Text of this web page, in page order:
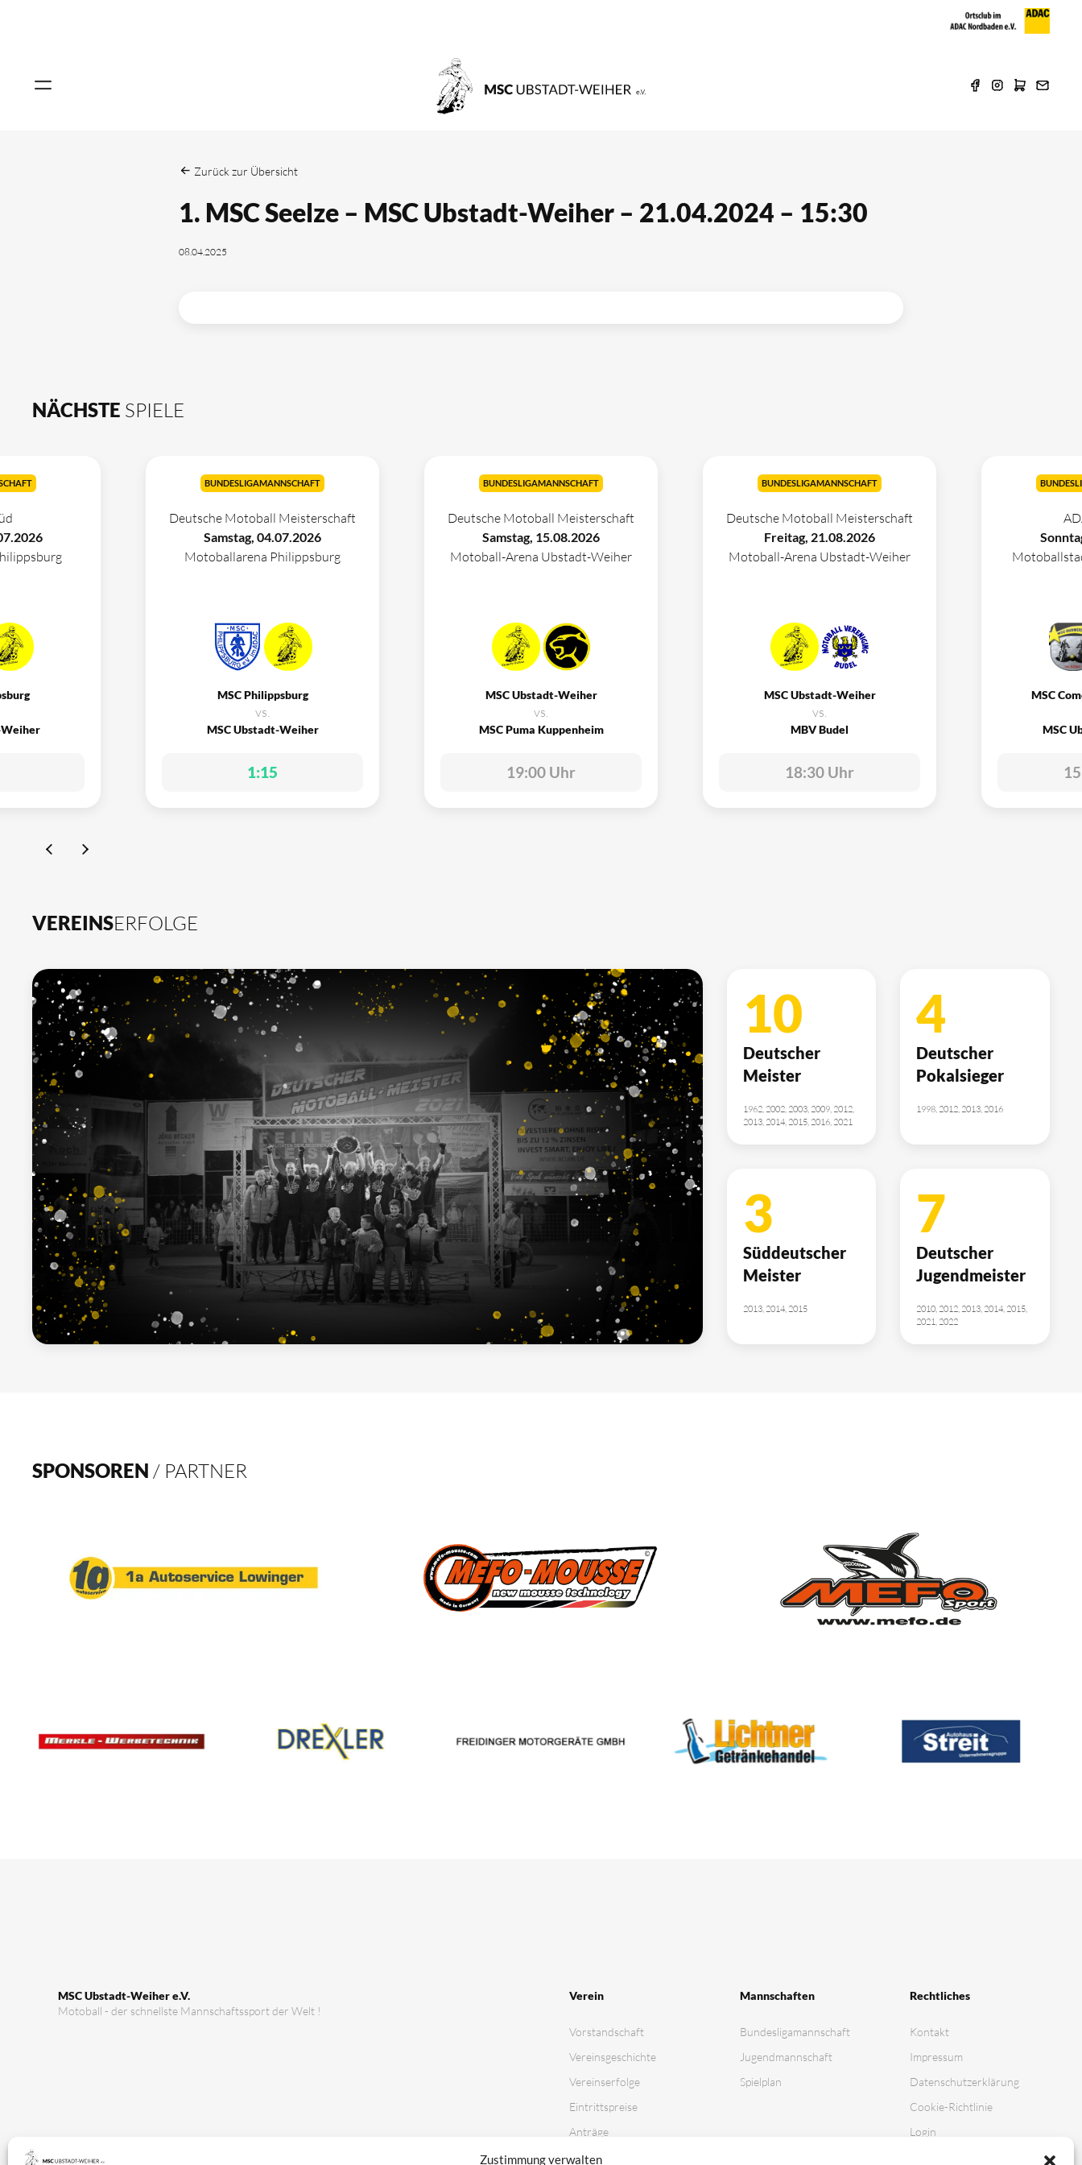
Zustimmung verwalten
Zurück zur Übersicht
1. MSC Seelze – MSC Ubstadt-Weiher – 21.04.2024 – 15:30
08.04.2025
NÄCHSTE SPIELE
BUNDESLIGAMANNSCHAFT
Deutsche Motoball Meisterschaft
Samstag, 04.07.2026
Motoballarena Philippsburg
MSC Philippsburg
vs.
MSC Ubstadt-Weiher
1:15
BUNDESLIGAMANNSCHAFT
Deutsche Motoball Meisterschaft
Samstag, 15.08.2026
Motoball-Arena Ubstadt-Weiher
MSC Ubstadt-Weiher
vs.
MSC Puma Kuppenheim
19:00 Uhr
BUNDESLIGAMANNSCHAFT
Deutsche Motoball Meisterschaft
Freitag, 21.08.2026
Motoball-Arena Ubstadt-Weiher
MSC Ubstadt-Weiher
vs.
MBV Budel
18:30 Uhr
MSC
MSC
VEREINSERFOLGE
10
Deutscher
Meister
1962, 2002, 2003, 2009, 2012,
2013, 2014, 2015, 2016, 2021
4
Deutscher
Pokalsieger
1998, 2012, 2013, 2016
3
Süddeutscher
Meister
2013, 2014, 2015
7
Deutscher
Jugendmeister
2010, 2012, 2013, 2014, 2015,
2021, 2022
SPONSOREN / PARTNER
MSC Ubstadt-Weiher e.V.
Motoball - der schnellste Mannschaftssport der Welt !
Verein
Vorstandschaft
Vereinsgeschichte
Vereinserfolge
Eintrittspreise
Anträge
Partner & Sponsoren
Mannschaften
Bundesligamannschaft
Jugendmannschaft
Spielplan
Rechtliches
Kontakt
Impressum
Datenschutz­erklärung
Cookie-Richtlinie
Login